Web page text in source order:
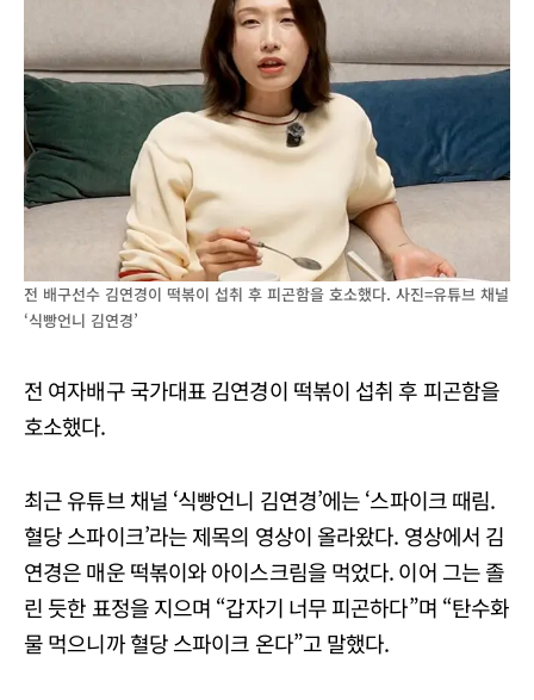
전 배구선수 김연경이 떡볶이 섭취 후 피곤함을 호소했다. 사진=유튜브 채널
‘식빵언니 김연경’
전 여자배구 국가대표 김연경이 떡볶이 섭취 후 피곤함을
호소했다.
최근 유튜브 채널 ‘식빵언니 김연경’에는 ‘스파이크 때림.
혈당 스파이크’라는 제목의 영상이 올라왔다. 영상에서 김
연경은 매운 떡볶이와 아이스크림을 먹었다. 이어 그는 졸
린 듯한 표정을 지으며 “갑자기 너무 피곤하다”며 “탄수화
물 먹으니까 혈당 스파이크 온다”고 말했다.